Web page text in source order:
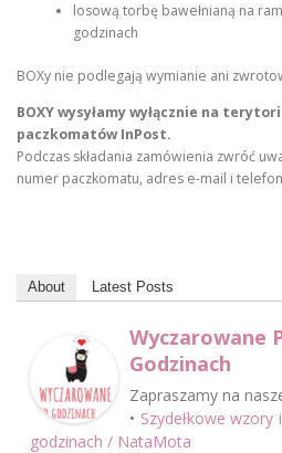
n
o
s
ł
a
:
0
z
ł
.
o
i
6
0
,
z
ł
.
losową torbę bawełnianą na
godzinach
BOXy nie podlegają wymianie ani
BOXY wysyłamy wyłącznie na
paczkomatów InPost.
Podczas składania zamówienia zwróć
numer paczkomatu, adres e-mail i
About Latest Posts
Wyczarowane
Godzinach
Zapraszamy na
• Szydełkowe
godzinach / NataMota